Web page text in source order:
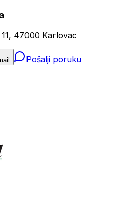
47000 Karlovac
Pošalji poruku